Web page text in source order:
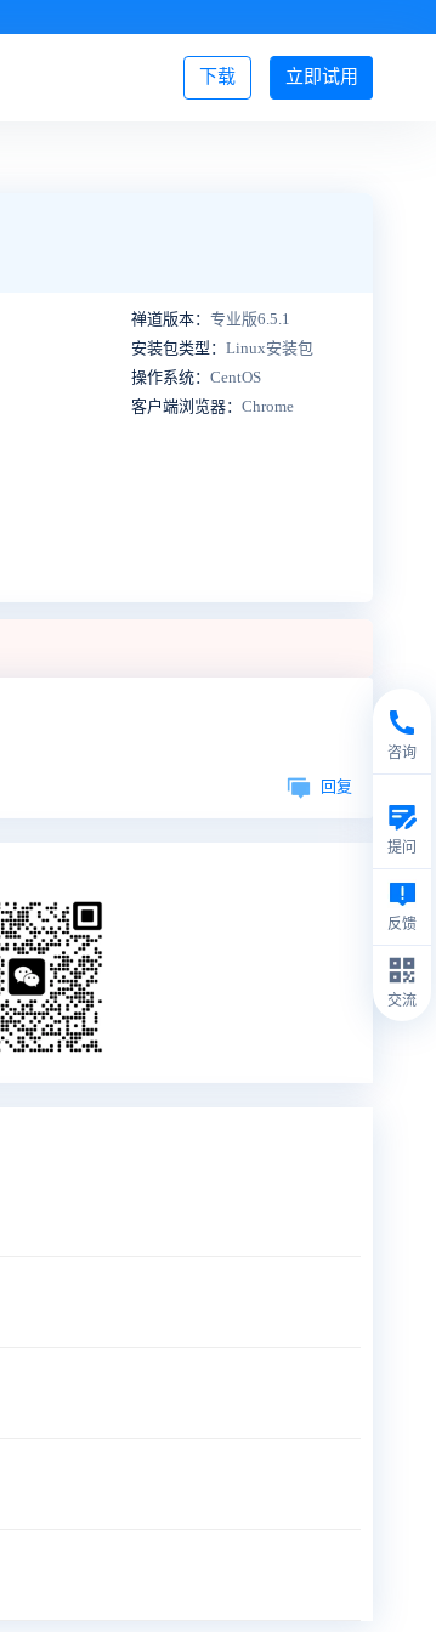
立即试用
下载 登录/注册
禅道版本： 专业版6.5.1
安装包类型： Linux安装包
操作系统： CentOS
客户端浏览器： Chrome
回复
咨询
提问
反馈
交流